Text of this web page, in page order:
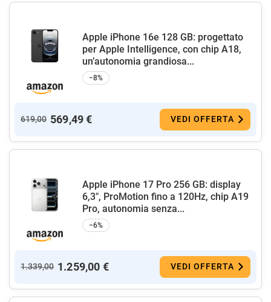
Apple iPhone 16e 128 GB: progettato
per Apple Intelligence, con chip A18,
un’autonomia grandiosa...
−8%
619,00 569,49 € VEDI OFFERTA
Apple iPhone 17 Pro 256 GB: display
6,3", ProMotion fino a 120Hz, chip A19
Pro, autonomia senza...
−6%
1.339,00 1.259,00 € VEDI OFFERTA